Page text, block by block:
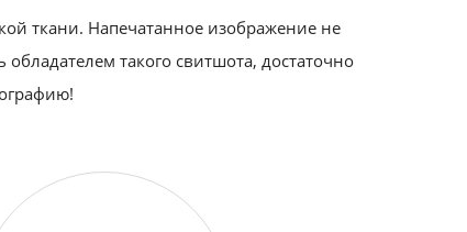
ткани. Напечатанное изображение не
такого свитшота, достаточно